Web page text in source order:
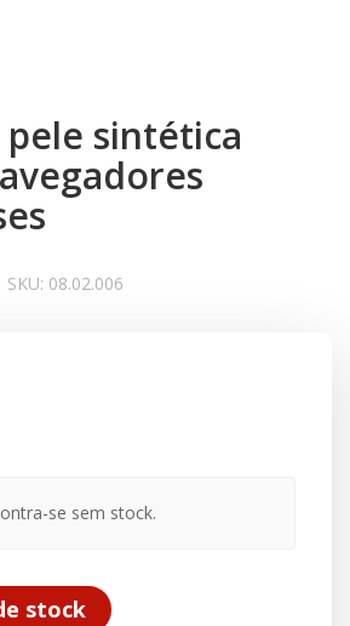
sintética
SKU: 08.02.006
se sem stock.
stock